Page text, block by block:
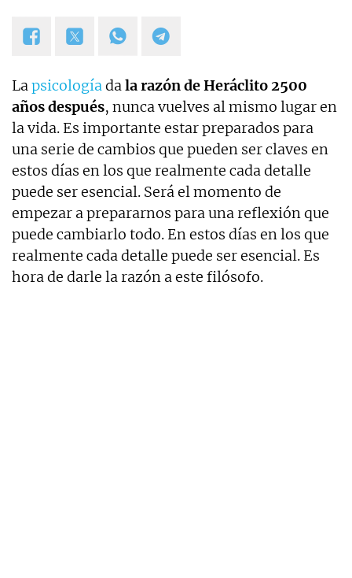
Lapsicologíadala razón de Heráclito 2500
años después, nunca vuelves al mismo lugar en
la vida. Es importante estar preparados para
una serie de cambios que pueden ser claves en
estos días en los que realmente cada detalle
puede ser esencial. Será el momento de
empezar a prepararnos para una reflexión que
puede cambiarlo todo. En estos días en los que
realmente cada detalle puede ser esencial. Es
hora de darle la razón a este filósofo.